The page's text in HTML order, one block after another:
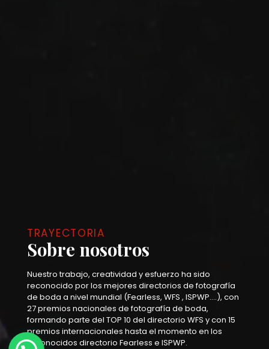
TRAYECTORIA
Sobre nosotros
Nuestro trabajo, creatividad y esfuerzo ha sido
reconocido por los mejores directorios de fotografía
de boda a nivel mundial (Fearless, WFS , ISPWP….), con
27 premios nacionales de fotografía de boda,
formando parte del TOP 10 del directorio WFS y con 15
premios internacionales hasta el momento en los
reconocidos directorio Fearless e ISPWP.